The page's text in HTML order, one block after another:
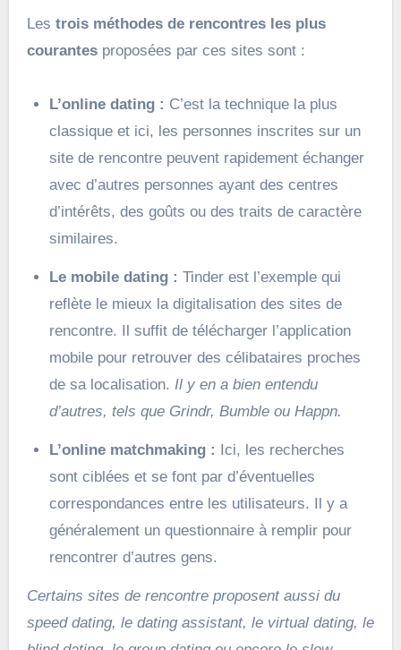
Les trois méthodes de rencontres les plus
courantesproposées par ces sites sont :
L’online dating : C’est la technique la plus
classique et ici, les personnes inscrites sur un
site de rencontre peuvent rapidement échanger
avec d’autres personnes ayant des centres
d’intérêts, des goûts ou des traits de caractère
similaires.
Le mobile dating :Tinder est l’exemple qui
reflète le mieux la digitalisation des sites de
rencontre. Il suffit de télécharger l’application
mobile pour retrouver des célibataires proches
de sa localisation.Il y en a bien entendu
d’autres, tels que Grindr, Bumble ou Happn.
L’online matchmaking : Ici, les recherches
sont ciblées et se font par d’éventuelles
correspondances entre les utilisateurs. Il y a
généralement un questionnaire à remplir pour
rencontrer d’autres gens.
Certains sites de rencontre proposent aussi du
speed dating, le dating assistant, le virtual dating, le